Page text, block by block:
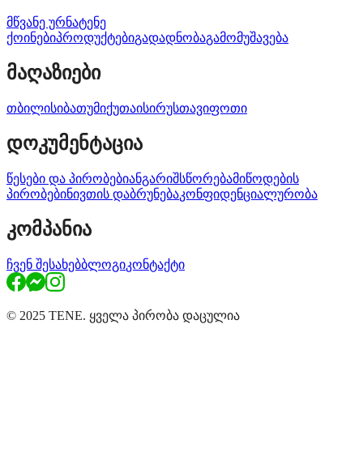
მწვანე ურნატენე
ქოინებიპროდუქტებიგადადნობაგამომუშავება
მაღაზიები
თბილისიბათუმიქუთაისირუსთავიფოთი
დოკუმენტაცია
წესები და პირობებიანგარიშსწორებამიწოდების
პირობებინივთის დაბრუნებაკონფიდენციალურობა
კომპანია
ჩვენ შესახებბლოგიკონტაქტი
© 2025 TENE. ყველა პირობა დაცულია